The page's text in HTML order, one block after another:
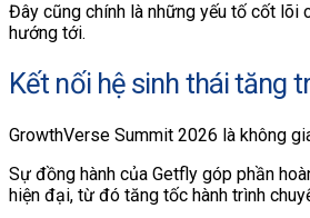
Đây cũng chính là những yếu tố cốt lõi
hướng tới.
Kết nối hệ sinh thái tăng
GrowthVerse Summit 2026 là không
Sự đồng hành của Getfly góp phần
hiện đại, từ đó tăng tốc hành trình